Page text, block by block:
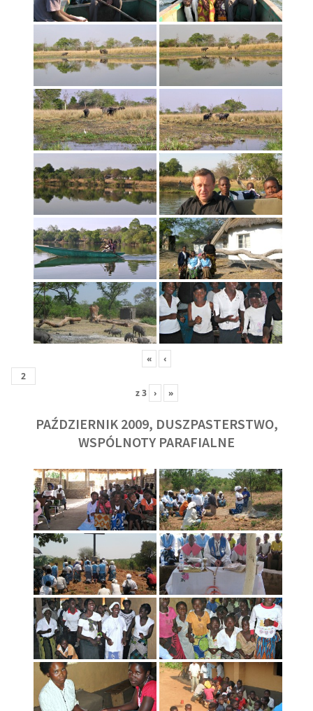
« ‹
z3 › »
PAŹDZIERNIK 2009, DUSZPASTERSTWO,
WSPÓLNOTY PARAFIALNE